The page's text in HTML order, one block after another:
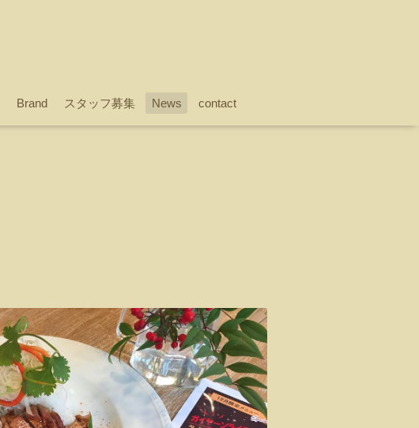
Brand スタッフ募集 News contact